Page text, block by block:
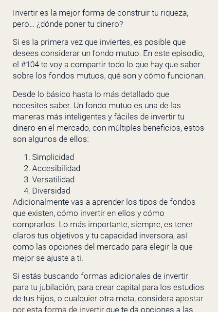
Invertir es la mejor forma de construir tu riqueza,
pero… ¿dónde poner tu dinero?
Si es la primera vez que inviertes, es posible que
desees considerar un fondo mutuo. En este episodio,
el #104 te voy a compartir todo lo que hay que saber
sobre los fondos mutuos, qué son y cómo funcionan.
Desde lo básico hasta lo más detallado que
necesites saber. Un fondo mutuo es una de las
maneras más inteligentes y fáciles de invertir tu
dinero en el mercado, con múltiples beneficios, estos
son algunos de ellos:
Simplicidad
Accesibilidad
Versatilidad
Diversidad
Adicionalmente vas a aprender los tipos de fondos
que existen, cómo invertir en ellos y cómo
comprarlos. Lo más importante, siempre, es tener
claros tus objetivos y tu capacidad inversora, así
como las opciones del mercado para elegir la que
mejor se ajuste a ti.
Si estás buscando formas adicionales de invertir
para tu jubilación, para crear capital para los estudios
de tus hijos, o cualquier otra meta, considera apostar
por esta forma de invertirque te da opciones a las